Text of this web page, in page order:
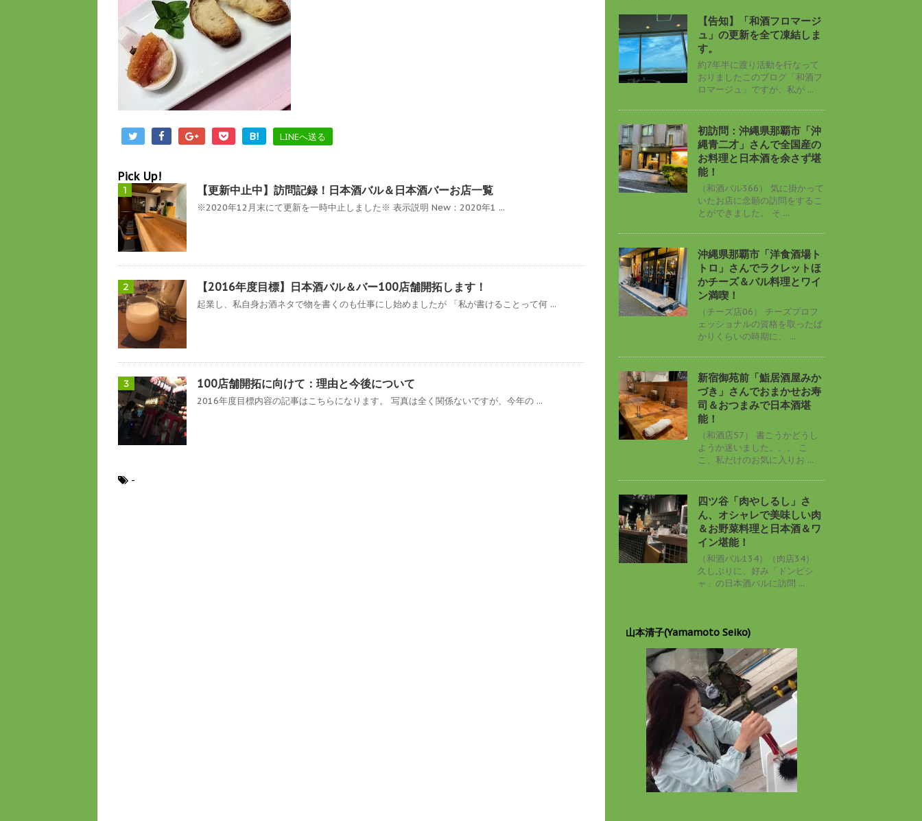
B! LINEへ送る
Pick Up!
1 【更新中止中】訪問記録！日本酒バル＆日本酒バーお店一覧
※2020年12月末にて更新を一時中止しました※ 表示説明 New：2020年1 ...
2 【2016年度目標】日本酒バル＆バー100店舗開拓します！
起業し、私自身お酒ネタで物を書くのも仕事にし始めましたが 「私が書けることって何 ...
3 100店舗開拓に向けて：理由と今後について
2016年度目標内容の記事はこちらになります。 写真は全く関係ないですが、今年の ...
-
【告知】「和酒フロマージ
ュ」の更新を全て凍結しま
す。
約7年半に渡り活動を行なって
おりましたこのブログ「和酒フ
ロマージュ」ですが、私が ...
初訪問：沖縄県那覇市「沖
縄青二才」さんで全国産の
お料理と日本酒を余さず堪
能！
（和酒バル366） 気に掛かって
いたお店に念願の訪問をするこ
とができました。 そ ...
沖縄県那覇市「洋食酒場ト
トロ」さんでラクレットほ
かチーズ＆バル料理とワイ
ン満喫！
（チーズ店06） チーズプロフ
ェッショナルの資格を取ったば
かりくらいの時期に、 ...
新宿御苑前「鮨居酒屋みか
づき」さんでおまかせお寿
司＆おつまみで日本酒堪
能！
（和酒店57） 書こうかどうし
ようか迷いました。。。 こ
こ、私だけのお気に入りお ...
四ツ谷「肉やしるし」さ
ん、オシャレで美味しい肉
＆お野菜料理と日本酒＆ワ
イン堪能！
（和酒バル134）（肉店34）
久しぶりに、好み「ドンピシ
ャ」の日本酒バルに訪問 ...
山本清子(Yamamoto Seiko)